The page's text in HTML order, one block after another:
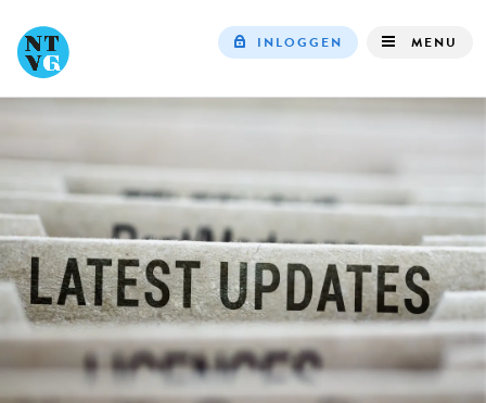
navigation
INLOGGEN MENU